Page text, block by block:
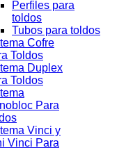
Perfiles para
toldos
Tubos para toldos
Cofre
Toldos
Duplex
Toldos
Para
Vinci y
Vinci Para